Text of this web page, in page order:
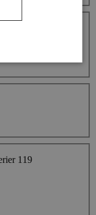
119